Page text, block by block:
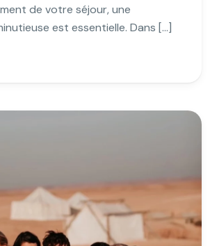
de votre séjour, une
est essentielle. Dans […]